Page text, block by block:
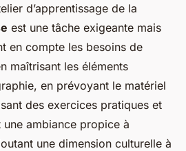
d’apprentissage de la
est une tâche exigeante mais
en compte les besoins de
maîtrisant les éléments
en prévoyant le matériel
des exercices pratiques et
ambiance propice à
une dimension culturelle à